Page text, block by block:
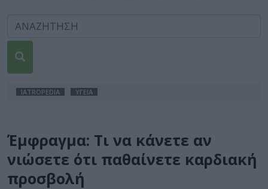
IATROPEDIA ΥΓΕΙΑ
Έμφραγμα: Τι να κάνετε αν
νιώσετε ότι παθαίνετε καρδιακή
προσβολή